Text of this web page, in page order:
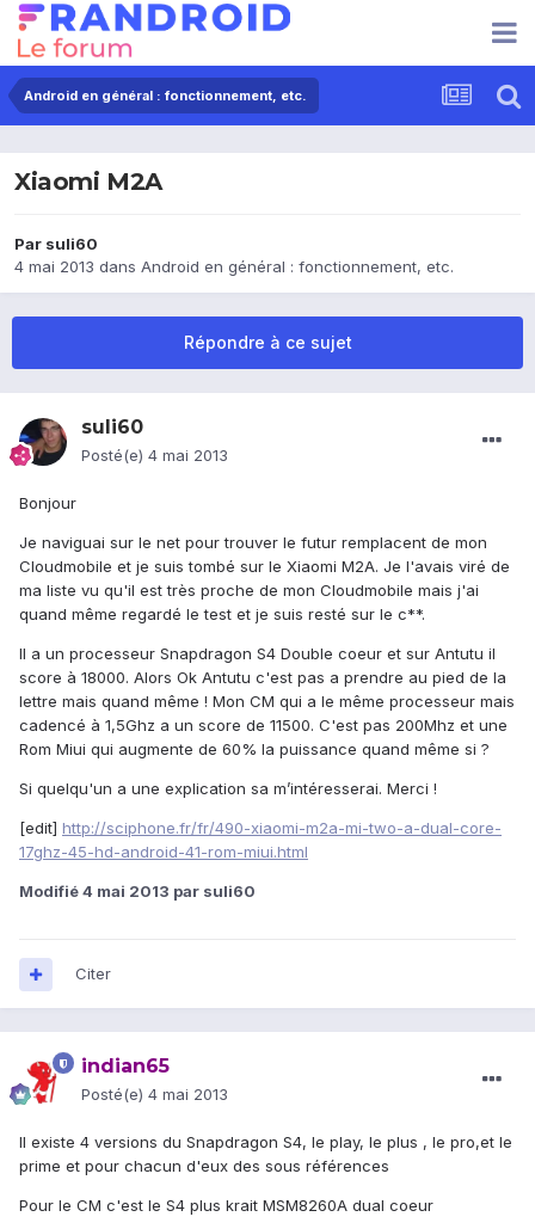
Android en général : fonctionnement, etc.
Xiaomi M2A
Par suli60
4 mai 2013 dans Android en général : fonctionnement, etc.
Répondre à ce sujet
suli60
Posté(e) 4 mai 2013
Bonjour
Je naviguai sur le net pour trouver le futur remplacent de mon
Cloudmobile et je suis tombé sur le Xiaomi M2A. Je l'avais viré de
ma liste vu qu'il est très proche de mon Cloudmobile mais j'ai
quand même regardé le test et je suis resté sur le c**.
Il a un processeur Snapdragon S4 Double coeur et sur Antutu il
score à 18000. Alors Ok Antutu c'est pas a prendre au pied de la
lettre mais quand même ! Mon CM qui a le même processeur mais
cadencé à 1,5Ghz a un score de 11500. C'est pas 200Mhz et une
Rom Miui qui augmente de 60% la puissance quand même si ?
Si quelqu'un a une explication sa m’intéresserai. Merci !
[edit] http://sciphone.fr/fr/490-xiaomi-m2a-mi-two-a-dual-core-
17ghz-45-hd-android-41-rom-miui.html
Modifié4 mai 2013 par suli60
Citer
indian65
Posté(e) 4 mai 2013
Il existe 4 versions du Snapdragon S4, le play, le plus , le pro,et le
prime et pour chacun d'eux des sous références
Pour le CM c'est le S4 plus krait MSM8260A dual coeur